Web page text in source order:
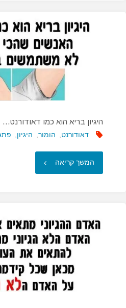
היגיון בריא הוא כמו דאודורנט…
דאודורנט, הומור, היגיון,
המשך קריאה "היגיון
כמו
דאודורנט…"